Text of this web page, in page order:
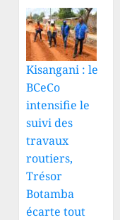
Kisangani : le
BCeCo
intensifie le
suivi des
travaux
routiers,
Trésor
Botamba
écarte tout